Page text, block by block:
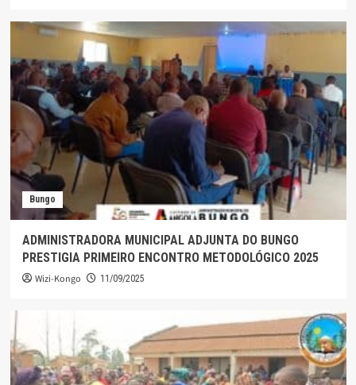
Bungo
ADMINISTRADORA MUNICIPAL ADJUNTA DO BUNGO
PRESTIGIA PRIMEIRO ENCONTRO METODOLÓGICO 2025
Wizi-Kongo 11/09/2025